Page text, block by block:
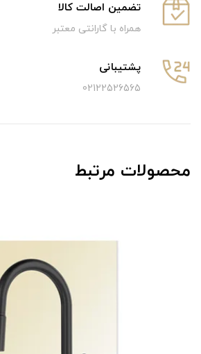
تضمین اصالت کالا
همراه با گارانتی معتبر
پشتیبانی
02122526565
محصولات مرتبط